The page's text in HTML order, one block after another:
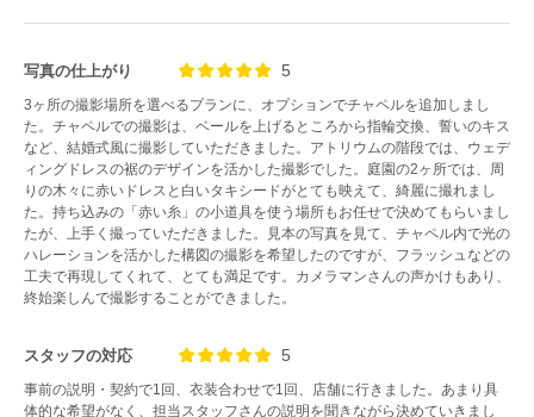
写真の仕上がり 5
3ヶ所の撮影場所を選べるプランに、オプションでチャペルを追加しまし
た。チャペルでの撮影は、ベールを上げるところから指輪交換、誓いのキス
など、結婚式風に撮影していただきました。アトリウムの階段では、ウェデ
ィングドレスの裾のデザインを活かした撮影でした。庭園の2ヶ所では、周
りの木々に赤いドレスと白いタキシードがとても映えて、綺麗に撮れまし
た。持ち込みの「赤い糸」の小道具を使う場所もお任せで決めてもらいまし
たが、上手く撮っていただきました。見本の写真を見て、チャペル内で光の
ハレーションを活かした構図の撮影を希望したのですが、フラッシュなどの
工夫で再現してくれて、とても満足です。カメラマンさんの声かけもあり、
終始楽しんで撮影することができました。
スタッフの対応 5
事前の説明・契約で1回、衣装合わせで1回、店舗に行きました。あまり具
体的な希望がなく、担当スタッフさんの説明を聞きながら決めていきまし